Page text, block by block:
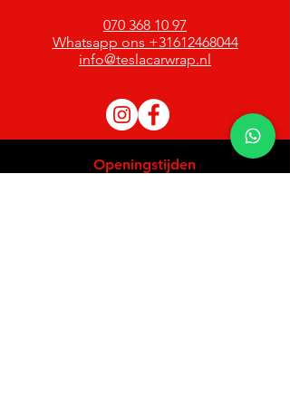
070 368 10 97
Whatsapp ons +31612468044
info@teslacarwrap.nl
Openingstijden